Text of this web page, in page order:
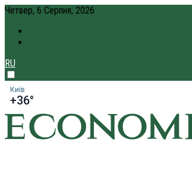
Четвер, 6 Серпня, 2026
RU
Київ
+36°